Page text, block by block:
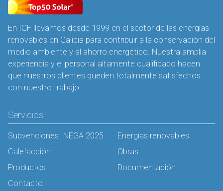
En IGF llevamos desde 1999 en el sector de las energías
renovables en Galicia para contribuir a la conservación del
medio ambiente y al ahorro energético. Nuestra amplia
experiencia y el personal altamente cualificado hacen
que nuestros clientes queden totalmente satisfechos
con nuestro trabajo.
Servicios
Subvenciones INEGA 2025
Energías renovables
Calefacción
Obras
Productos
Documentación
Contacto